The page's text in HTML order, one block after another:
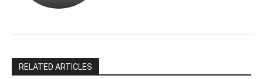
RELATED ARTICLES